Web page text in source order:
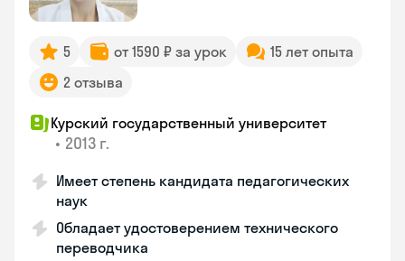
5 от 1590 ₽ за урок
15 лет опыта
2 отзыва
Курский государственный университет
• 2013 г.
Имеет степень кандидата педагогических
наук
Обладает удостоверением технического
переводчика